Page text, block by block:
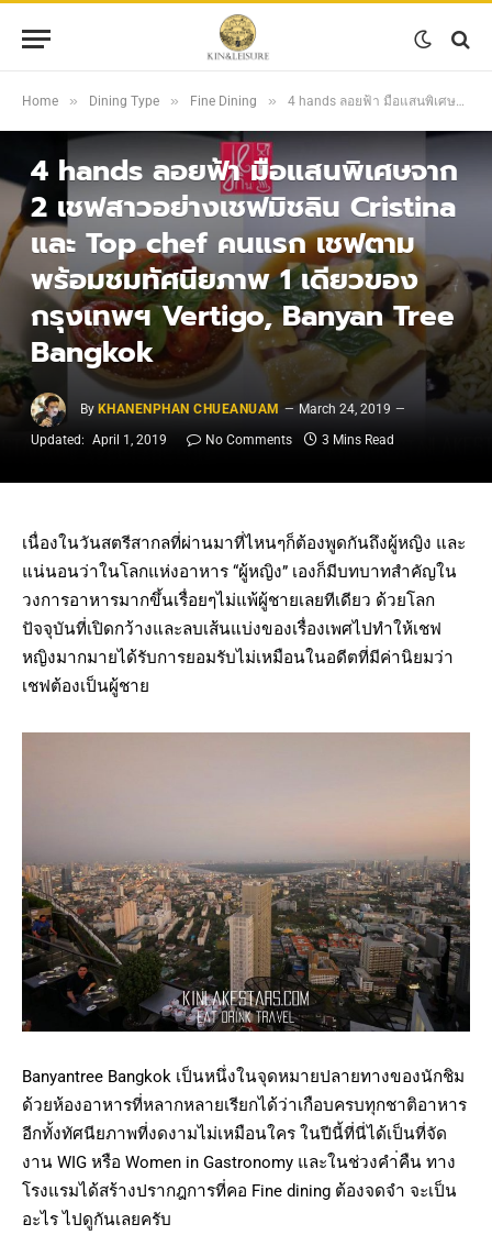
Home » Dining Type » Fine Dining » 4 hands ลอยฟ้า มือแสนพิเศษจาก 2 เชฟสาวอย่างเชฟมิชลิน Cristina และ Top chef คนแรก เชฟตาม พร้อมชมทัศนียภาพ 1 เดียวของกรุงเทพฯ Vertigo, Banyan Tree Bangkok
4 hands ลอยฟ้า มือแสนพิเศษจาก
2 เชฟสาวอย่างเชฟมิชลิน Cristina
และ Top chef คนแรก เชฟตาม
พร้อมชมทัศนียภาพ 1 เดียวของ
กรุงเทพฯ Vertigo, Banyan Tree
Bangkok
By KHANENPHAN CHUEANUAM
March 24, 2019
Updated: April 1, 2019 No Comments 3 Mins Read
เนื่องในวันสตรีสากลที่ผ่านมาที่ไหนๆก็ต้องพูดกันถึงผู้หญิง และ
แน่นอนว่าในโลกแห่งอาหาร “ผู้หญิง” เองก็มีบทบาทสำคัญใน
วงการอาหารมากขึ้นเรื่อยๆไม่แพ้ผู้ชายเลยทีเดียว ด้วยโลก
ปัจจุบันที่เปิดกว้างและลบเส้นแบ่งของเรื่องเพศไปทำให้เชฟ
หญิงมากมายได้รับการยอมรับไม่เหมือนในอดีตที่มีค่านิยมว่า
เชฟต้องเป็นผู้ชาย
Banyantree Bangkok เป็นหนึ่งในจุดหมายปลายทางของนักชิม
ด้วยห้องอาหารที่หลากหลายเรียกได้ว่าเกือบครบทุกชาติอาหาร
อีกทั้งทัศนียภาพที่งดงามไม่เหมือนใคร ในปีนี้ที่นี่ได้เป็นที่จัด
งาน WIG หรือ Women in Gastronomy และในช่วงคำ่คืน ทาง
โรงแรมได้สร้างปรากฎการที่คอ Fine dining ต้องจดจำ จะเป็น
อะไร ไปดูกันเลยครับ